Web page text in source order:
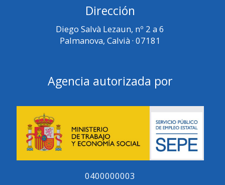
Dirección
Diego Salvà Lezaun, nº 2 a 6
Palmanova, Calvià · 07181
Agencia autorizada por
0400000003